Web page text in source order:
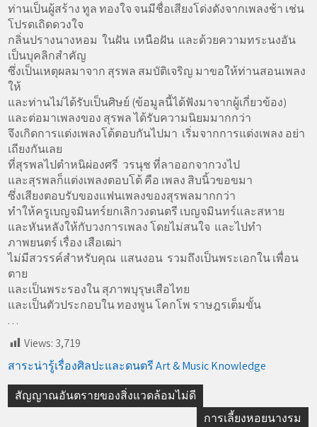
ท่านเป็นผู้สร้าง ทูล ทองใจ จนมีชื่อเสียงโด่งดังจากเพลงช้า เช่น
โปรดเถิดดวงใจ
กลิ่นปรางนางหอม ในฝัน เหนือฝัน และด้วยความทระนงอัน
เป็นบุคลิกสำคัญ
ซึ่งเป็นเหตุผลมาจาก สุรพล สมบัติเจริญ มาขอให้ท่านสอนเพลง
ให้
และท่านไม่ได้รับเป็นศิษย์ (ข้อมูลนี้ได้ฟังมาจากผู้เกี่ยวข้อง)
และต่อมาเพลงของ สุรพล ได้รับความนิยมมากกว่า
จึงเกิดการแต่งเพลงโต้ตอบกันไปมา เริ่มจากการแต่งเพลง อย่า
เถียงกันเลย
ที่สุรพลไปตำหนิผ่องศรี วรนุช ที่ลาออกจากวงไป
และสุรพลก็แต่งเพลงตอบโต้ คือ เพลง สิบนิ้วขอขมา
ซึ่งเสียงตอบรับของแฟนเพลงของสุรพลมากกว่า
ทำให้ครูเบญจมินทร์ยกเลิกวงดนตรี เบญจมินทร์และสหาย
และหันหลังให้กับวงการเพลง โดยไม่สนใจ และไปทำ
ภาพยนตร์ เรื่อง เสือเฒ่า
ไม่มีสวรรค์สำหรับคุณ แสนงอน รวมถึงเป็นพระเอกใน เพื่อน
ตาย
และเป็นพระรองใน สุภาพบุรุษเสือไทย
และเป็นตัวประกอบใน ทองพูน โคกโพ ราษฎรเต็มขั้น
. . .
Views: 3,719
สาระน่ารู้เรื่องศิลปะและดนตรี Art & Music Knowledge
Post
navigation
สัญญาณอันตรายของสิ่งแวดล้อมไม่ดี
การเลี้ยงหอยนางรม